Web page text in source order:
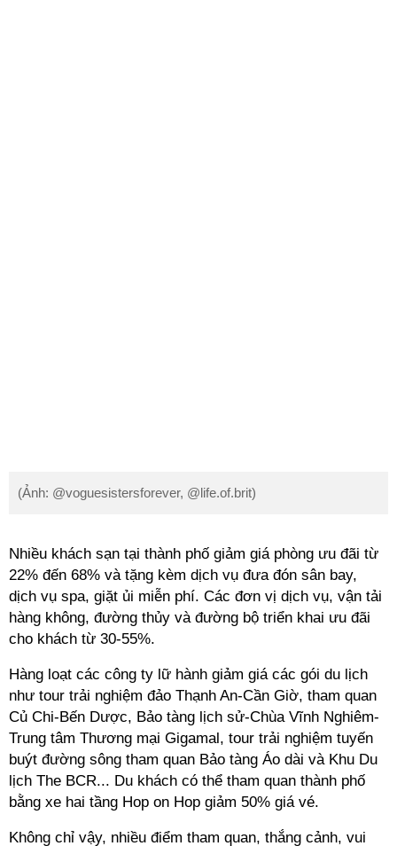
(Ảnh: @voguesistersforever, @life.of.brit)
Nhiều khách sạn tại thành phố giảm giá phòng ưu đãi từ
22% đến 68% và tặng kèm dịch vụ đưa đón sân bay,
dịch vụ spa, giặt ủi miễn phí. Các đơn vị dịch vụ, vận tải
hàng không, đường thủy và đường bộ triển khai ưu đãi
cho khách từ 30-55%.
Hàng loạt các công ty lữ hành giảm giá các gói du lịch
như tour trải nghiệm đảo Thạnh An-Cần Giờ, tham quan
Củ Chi-Bến Dược, Bảo tàng lịch sử-Chùa Vĩnh Nghiêm-
Trung tâm Thương mại Gigamal, tour trải nghiệm tuyến
buýt đường sông tham quan Bảo tàng Áo dài và Khu Du
lịch The BCR... Du khách có thể tham quan thành phố
bằng xe hai tầng Hop on Hop giảm 50% giá vé.
Không chỉ vậy, nhiều điểm tham quan, thắng cảnh, vui